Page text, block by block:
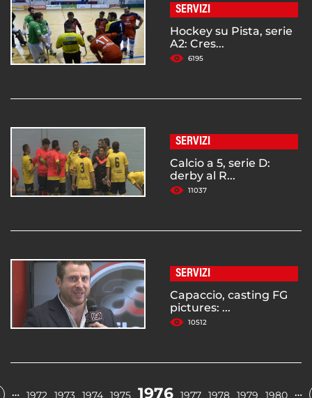
SERVIZI
Hockey su Pista, serie
A2: Cres...
6195
SERVIZI
Calcio a 5, serie D:
derby al R...
11037
SERVIZI
Capaccio, casting FG
pictures: ...
10512
… 1972 1973 1974 1975 1976 1977 1978 1979 1980 …